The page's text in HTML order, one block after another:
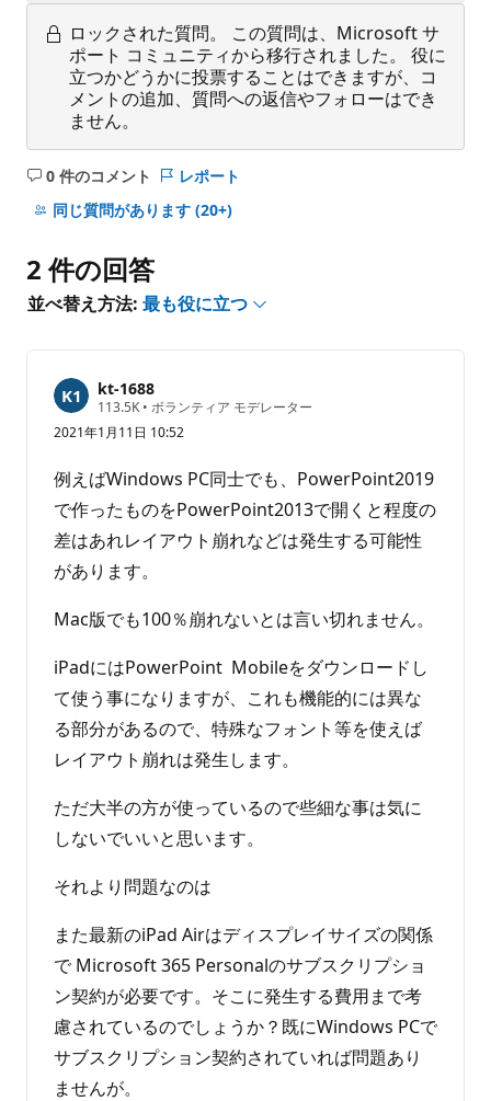
ロックされた質問。
この質問は、Microsoft サ
ポート コミュニティから移行されました。 役に
立つかどうかに投票することはできますが、コ
メントの追加、質問への返信やフォローはでき
ません。
0 件のコメント
コ
メ
は
あ
ま
ん
レポート
同じ質問があります (20+)
2 件の回答
並べ替え方法: 最も役に立つ
kt-1688
113.5K 評
価
の
イ
ン
ト
• ボランティア モデレーター
2021年1月11日 10:52
例えばWindows PC同士でも、PowerPoint2019
で作ったものをPowerPoint2013で開くと程度の
差はあれレイアウト崩れなどは発生する可能性
があります。
Mac版でも100％崩れないとは言い切れません。
iPadにはPowerPoint Mobileをダウンロードし
て使う事になりますが、これも機能的には異な
る部分があるので、特殊なフォント等を使えば
レイアウト崩れは発生します。
ただ大半の方が使っているので些細な事は気に
しないでいいと思います。
それより問題なのは
また最新のiPad Airはディスプレイサイズの関係
で Microsoft 365 Personalのサブスクリプショ
ン契約が必要です。そこに発生する費用まで考
慮されているのでしょうか？既にWindows PCで
サブスクリプション契約されていれば問題あり
ませんが。